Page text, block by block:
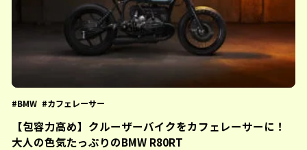
BMW カフェレーサー
【包容力高め】クルーザーバイクをカフェレーサーに！
大人の色気たっぷりのBMW R80RT